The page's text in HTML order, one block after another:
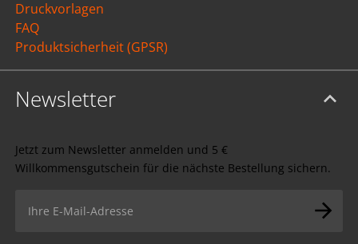
Druckvorlagen
FAQ
Produktsicherheit (GPSR)
Newsletter
Jetzt zum Newsletter anmelden und 5 €
Willkommensgutschein für die nächste Bestellung sichern.